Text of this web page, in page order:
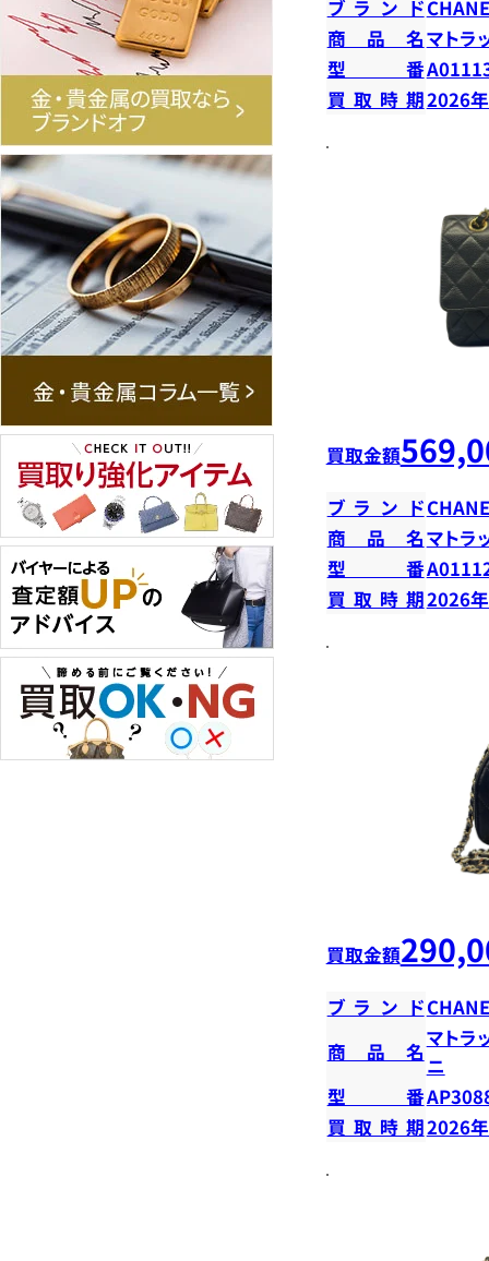
ブランド
商品名マトラ
型番
買取時期2026
買取金額
ブランド
商品名マトラ
型番
買取時期2026
買取金額
ブランド
商品名
マトラ
ニ
型番
買取時期2026